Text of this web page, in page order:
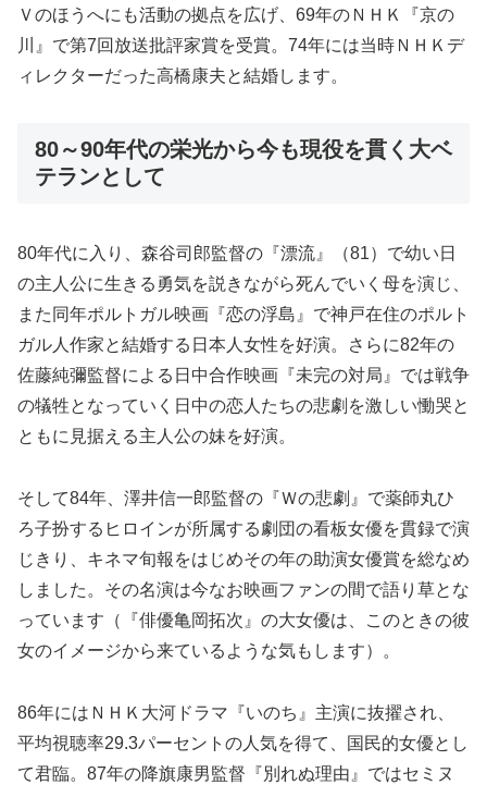
Ｖのほうへにも活動の拠点を広げ、69年のＮＨＫ『京の
川』で第7回放送批評家賞を受賞。74年には当時ＮＨＫデ
ィレクターだった高橋康夫と結婚します。
80～90年代の栄光から今も現役を貫く大ベ
テランとして
80年代に入り、森谷司郎監督の『漂流』（81）で幼い日
の主人公に生きる勇気を説きながら死んでいく母を演じ、
また同年ポルトガル映画『恋の浮島』で神戸在住のポルト
ガル人作家と結婚する日本人女性を好演。さらに82年の
佐藤純彌監督による日中合作映画『未完の対局』では戦争
の犠牲となっていく日中の恋人たちの悲劇を激しい慟哭と
ともに見据える主人公の妹を好演。
そして84年、澤井信一郎監督の『Ｗの悲劇』で薬師丸ひ
ろ子扮するヒロインが所属する劇団の看板女優を貫録で演
じきり、キネマ旬報をはじめその年の助演女優賞を総なめ
しました。その名演は今なお映画ファンの間で語り草とな
っています（『俳優亀岡拓次』の大女優は、このときの彼
女のイメージから来ているような気もします）。
86年にはＮＨＫ大河ドラマ『いのち』主演に抜擢され、
平均視聴率29.3パーセントの人気を得て、国民的女優とし
て君臨。87年の降旗康男監督『別れぬ理由』ではセミヌ